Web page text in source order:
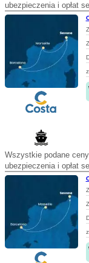
ubezpieczenia i opłat
Wszystkie podane
ubezpieczenia i opłat